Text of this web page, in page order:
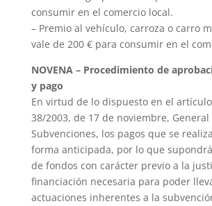
consumir en el comercio local.
– Premio al vehículo, carroza o carro
vale de 200 € para consumir en el
NOVENA – Procedimiento de
y pago
En virtud de lo dispuesto en el
38/2003, de 17 de noviembre, General
Subvenciones, los pagos que se
forma anticipada, por lo que
de fondos con carácter previo a la
financiación necesaria para poder
actuaciones inherentes a la